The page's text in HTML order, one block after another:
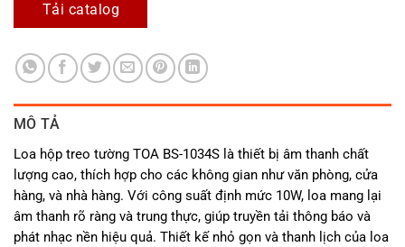
Tải catalog
MÔ TẢ
Loa hộp treo tường TOA BS-1034S là thiết bị âm thanh chất
lượng cao, thích hợp cho các không gian như văn phòng, cửa
hàng, và nhà hàng. Với công suất định mức 10W, loa mang lại
âm thanh rõ ràng và trung thực, giúp truyền tải thông báo và
phát nhạc nền hiệu quả. Thiết kế nhỏ gọn và thanh lịch của loa